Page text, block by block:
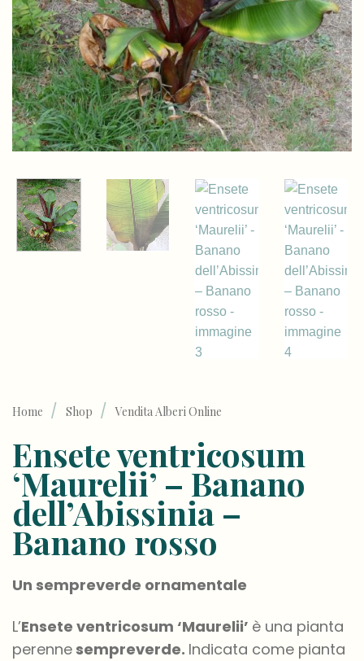
Home / Shop / Vendita Alberi Online
Ensete ventricosum
‘Maurelii’ – Banano
dell’Abissinia –
Banano rosso
Un sempreverde ornamentale
L’Ensete ventricosum ‘Maurelii’ è una pianta
perenne sempreverde. Indicata come pianta